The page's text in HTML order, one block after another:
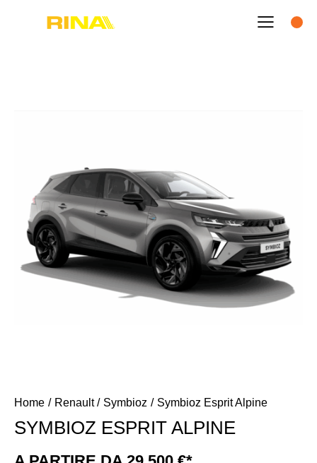
Home Renault Symbioz Symbioz Esprit Alpine
SYMBIOZ ESPRIT ALPINE